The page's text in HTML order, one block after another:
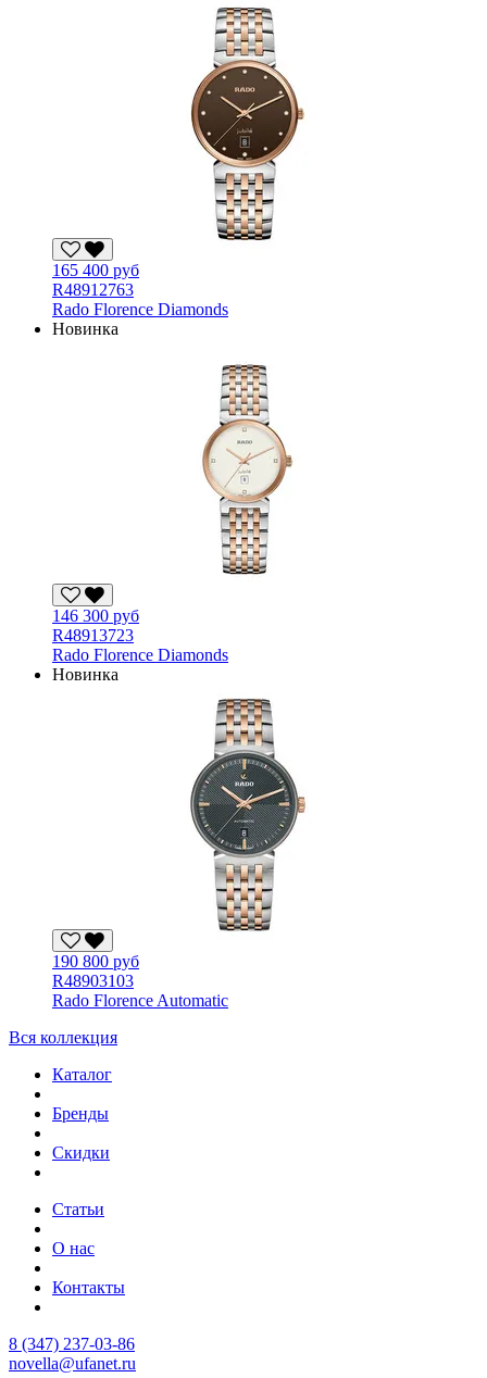
165 400 руб
R48912763
Rado Florence Diamonds
Новинка
146 300 руб
R48913723
Rado Florence Diamonds
Новинка
190 800 руб
R48903103
Rado Florence Automatic
Вся коллекция
Каталог
Бренды
Скидки
Статьи
О нас
Контакты
8 (347) 237-03-86
novella@ufanet.ru